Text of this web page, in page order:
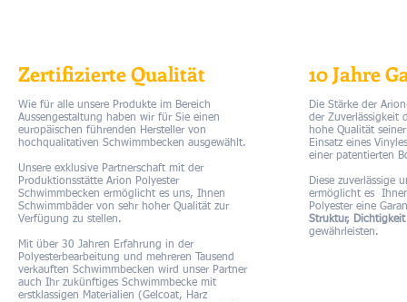
Zertifizierte Qualität
Wie für alle unsere Produkte im Bereich
Aussengestaltung haben wir für Sie einen
europäischen führenden Hersteller von
hochqualitativen Schwimmbecken ausgewählt.
Unsere exklusive Partnerschaft mit der
Produktionsstätte Arion Polyester
Schwimmbecken ermöglicht es uns, Ihnen
Schwimmbäder von sehr hoher Qualität zur
Verfügung zu stellen.
Mit über 30 Jahren Erfahrung in der
Polyesterbearbeitung und mehreren Tausend
verkauften Schwimmbecken wird unser Partner
auch Ihr zukünftiges Schwimmbecke mit
erstklassigen Materialien (Gelcoat, Harz
10 Jahre
Die Stärke der
der Zuverlässigkeit
hohe Qualität
Einsatz eines
einer patentierten
Diese zuverlässige
ermöglicht es
Polyester eine
Struktur,
gewährleisten.